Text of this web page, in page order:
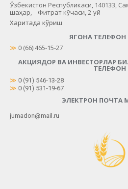
Ўзбекистон Республикаси, 140133,
шаҳар, Фитрат кўчаси, 2-уй
Харитада кўриш
ЯГОНА ТЕЛЕФОН
≫ 0 (66) 465-15-27
АКЦИЯДОР ВА ИНВЕСТОРЛАР
ТЕЛЕФОН
≫ 0 (91) 546-13-28
≫ 0 (91) 531-19-67
ЭЛЕКТРОН ПОЧТА
jumadon@mail.ru